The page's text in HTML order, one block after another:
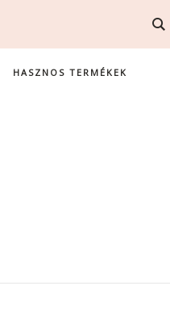
HASZNOS TERMÉKEK